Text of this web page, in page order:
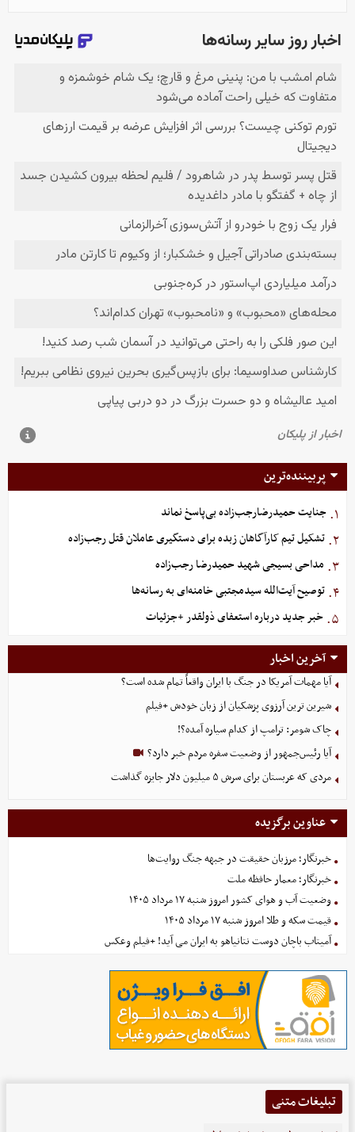
پربیننده‌ترین
۱. جنایت حمیدرضارجب‌زاده بی‌پاسخ نماند
۲. تشکیل تیم کارآگاهان زبده برای دستگیری عاملان قتل رجب‌زاده
۳. مداحی بسیجی شهید حمیدرضا رجب‌زاده
۴. توصیح آیت‌الله سیدمجتبی خامنه‌ای به رسانه‌ها
۵. خبر جدید درباره استعفای ذولقدر +جزئیات
آخرین اخبار
آیا مهمات آمریکا در جنگ با ایران واقعاً تمام شده است؟
شیرین ترین آرزوی پزشکیان از زبان خودش +فیلم
چاک شومر: ترامپ از کدام سیاره آمده؟!
آیا رئیس‌جمهور از وضعیت سفره مردم خبر دارد؟
مردی که عربستان برای سرش ۵ میلیون دلار جایزه گذاشت
عناوین برگزیده
خبرنگار؛ مرزبان حقیقت در جبهه جنگ روایت‌ها
خبرنگار؛ معمار حافظه ملت
وضعیت آب و هوای کشور امروز شنبه ۱۷ مرداد ۱۴۰۵
قیمت سکه و طلا امروز شنبه ۱۷ مرداد ۱۴۰۵
آمیتاب باچان دوست نتانیاهو به ایران می آید! +فیلم وعکس
تبلیغات متنی